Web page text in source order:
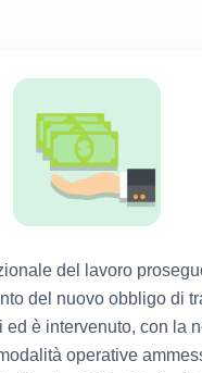
del lavoro
del nuovo obbligo di
è intervenuto, con la
operative